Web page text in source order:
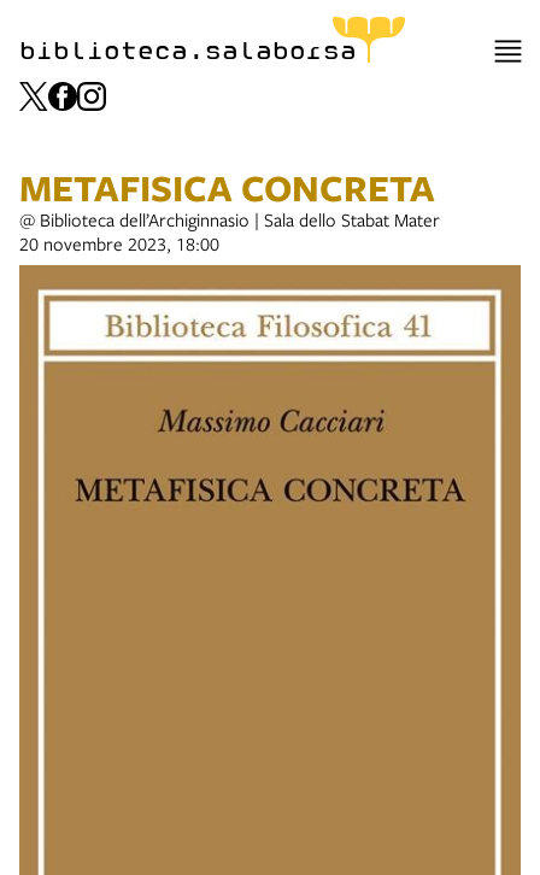
biblioteca.salaborsa
METAFISICA CONCRETA
@ Biblioteca dell’Archiginnasio | Sala dello Stabat Mater
20 novembre 2023, 18:00